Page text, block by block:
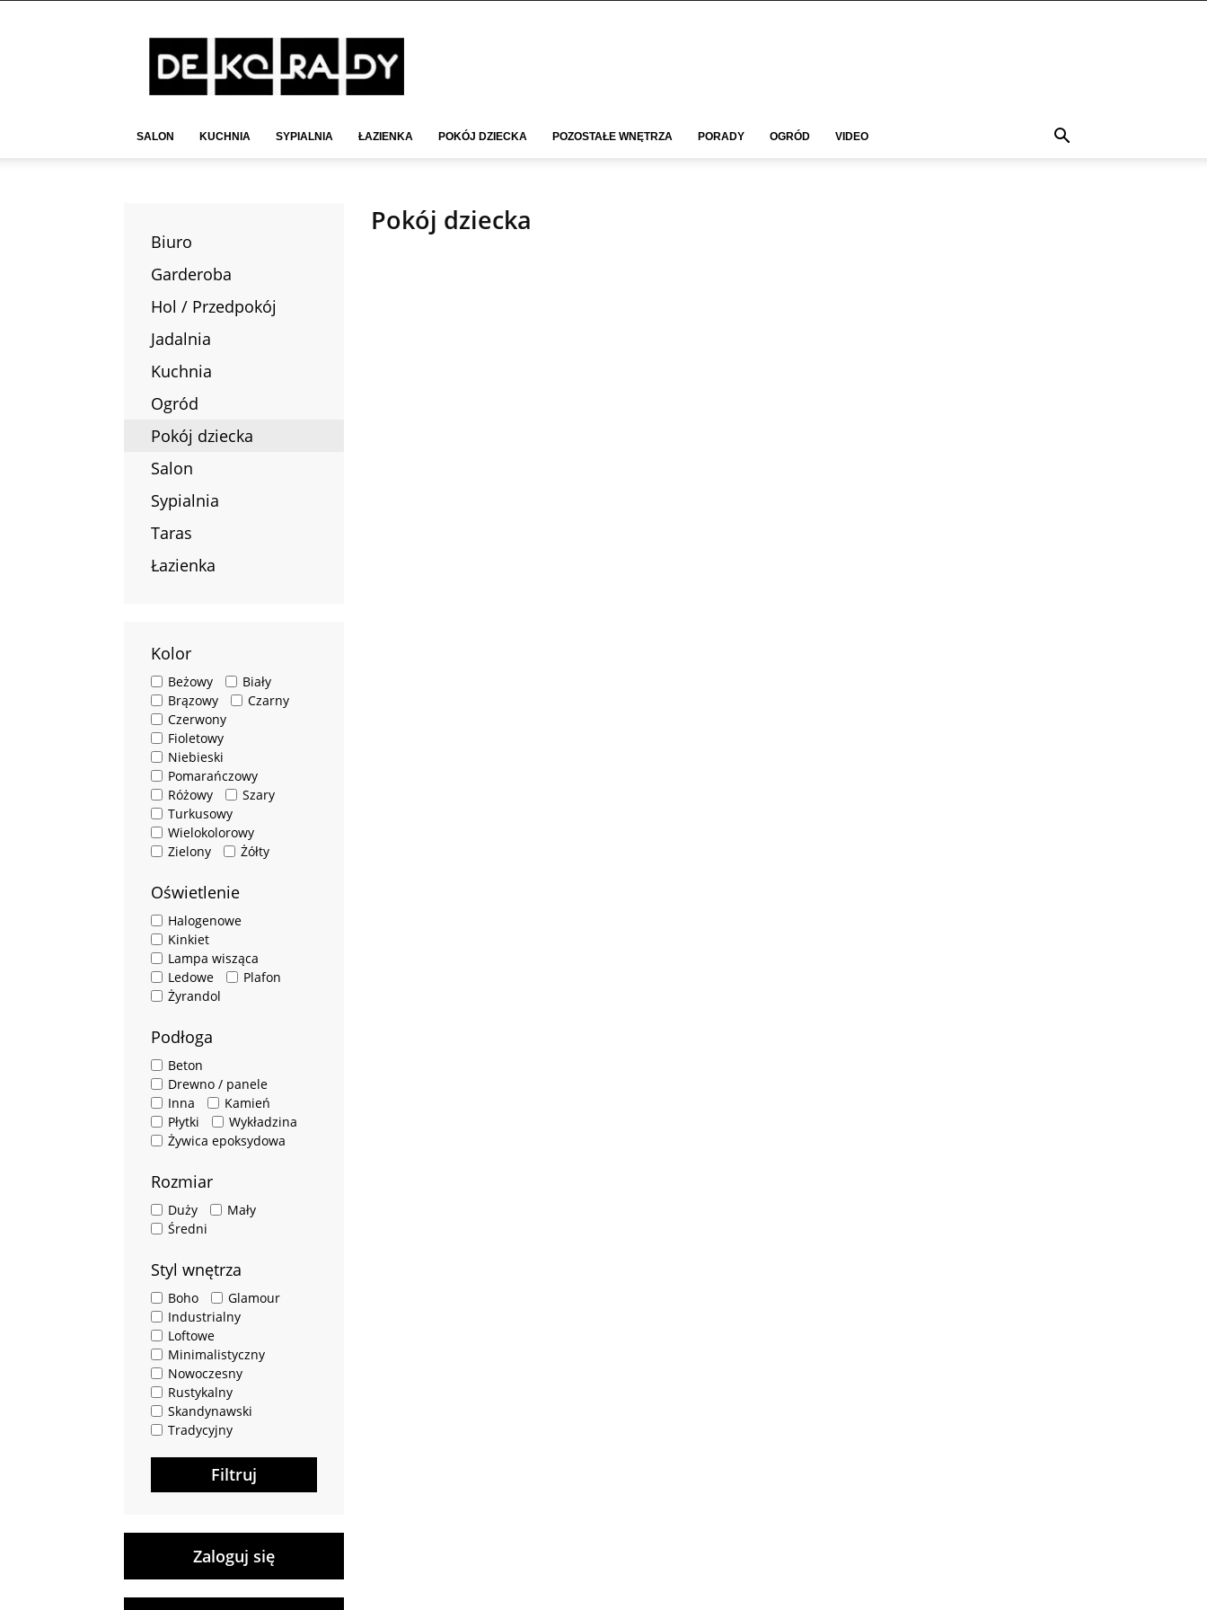
Deko-
Rady.pl
SALON KUCHNIA SYPIALNIA ŁAZIENKA POKÓJ DZIECKA POZOSTAŁE WNĘTRZA PORADY OGRÓD VIDEO
Biuro
Garderoba
Hol / Przedpokój
Jadalnia
Kuchnia
Ogród
Pokój dziecka
Salon
Sypialnia
Taras
Łazienka
Kolor
Beżowy
Biały
Brązowy
Czarny
Czerwony
Fioletowy
Niebieski
Pomarańczowy
Różowy
Szary
Turkusowy
Wielokolorowy
Zielony
Żółty
Oświetlenie
Halogenowe
Kinkiet
Lampa wisząca
Ledowe
Plafon
Żyrandol
Podłoga
Beton
Drewno / panele
Inna
Kamień
Płytki
Wykładzina
Żywica epoksydowa
Rozmiar
Duży
Mały
Średni
Styl wnętrza
Boho
Glamour
Industrialny
Loftowe
Minimalistyczny
Nowoczesny
Rustykalny
Skandynawski
Tradycyjny
Filtruj
Zaloguj się
Pokój dziecka